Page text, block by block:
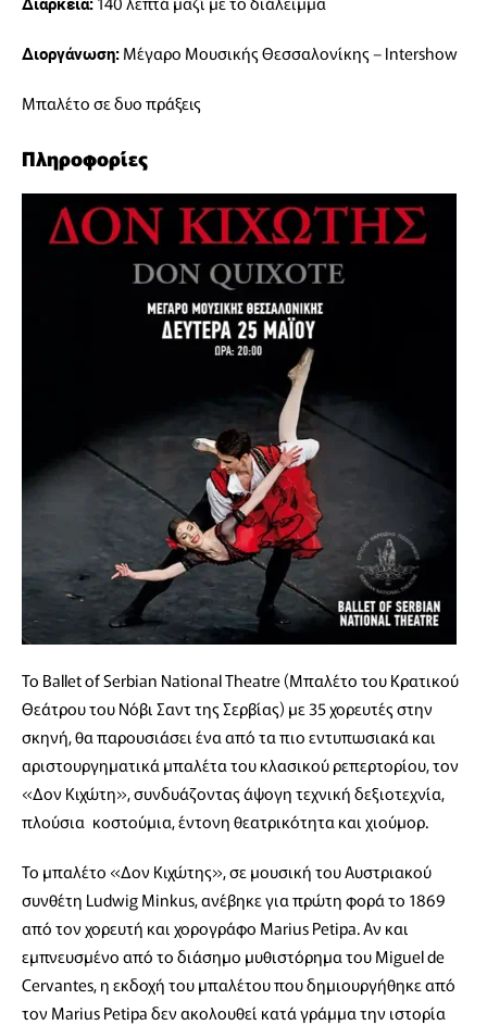
Διοργάνωση: Μέγαρο Μουσικής Θεσσαλονίκης – Intershow
Μπαλέτο σε δυο πράξεις
Πληροφορίες
Το Ballet of Serbian National Τheatre (Μπαλέτο του Κρατικού
Θεάτρου του Νόβι Σαντ της Σερβίας) με 35 χορευτές στην
σκηνή, θα παρουσιάσει ένα από τα πιο εντυπωσιακά και
αριστουργηματικά μπαλέτα του κλασικού ρεπερτορίου, τον
«Δον Κιχώτη», συνδυάζοντας άψογη τεχνική δεξιοτεχνία,
πλούσια κοστούμια, έντονη θεατρικότητα και χιούμορ.
Το μπαλέτο «Δον Κιχώτης», σε μουσική του Αυστριακού
συνθέτη Ludwig Minkus, ανέβηκε για πρώτη φορά το 1869
από τον χορευτή και χορογράφο Marius Petipa. Αν και
εμπνευσμένο από το διάσημο μυθιστόρημα του Miguel de
Cervantes, η εκδοχή του μπαλέτου που δημιουργήθηκε από
τον Marius Petipa δεν ακολουθεί κατά γράμμα την ιστορία